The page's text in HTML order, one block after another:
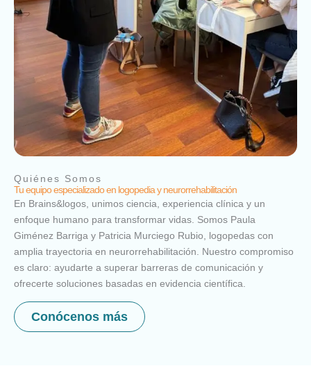
Quiénes Somos
Tu equipo especializado en logopedia y neurorrehabilitación
En Brains&logos, unimos ciencia, experiencia clínica y un
enfoque humano para transformar vidas. Somos Paula
Giménez Barriga y Patricia Murciego Rubio, logopedas con
amplia trayectoria en neurorrehabilitación. Nuestro compromiso
es claro: ayudarte a superar barreras de comunicación y
ofrecerte soluciones basadas en evidencia científica.
Conócenos más